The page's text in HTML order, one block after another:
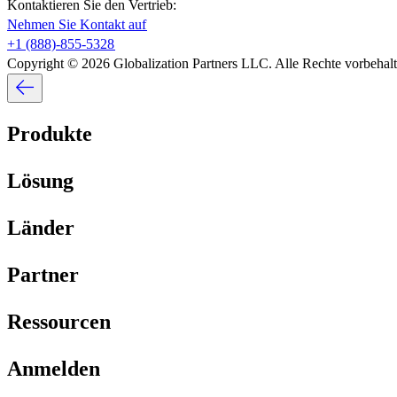
Kontaktieren Sie den Vertrieb:​​
Nehmen Sie Kontakt auf​​
+1 (888)-855-5328​​
Copyright © 2026 Globalization Partners LLC. Alle Rechte
Produkte​​
Lösung​​
Länder​​
Partner​​
Ressourcen​​
Anmelden​​